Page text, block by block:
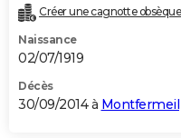
Créer une cagnotte
Naissance
02/07/1919
Décès
30/09/2014 à Montfermeil